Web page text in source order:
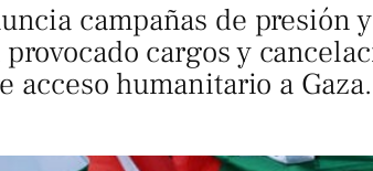
campañas de presión
cargos y
acceso humanitario a Gaza.